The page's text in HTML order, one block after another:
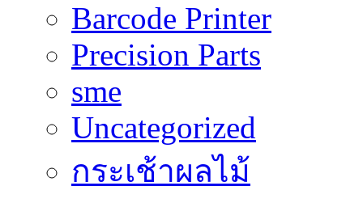
Barcode Printer
Precision Parts
sme
Uncategorized
กระเช้าผลไม้